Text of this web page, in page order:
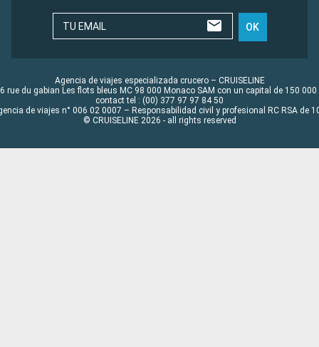
TU EMAIL OK
Agencia de viajes especializada crucero – CRUISELINE
rue du gabian Les flots bleus MC 98 000 Monaco SAM con un capital de 150 000
contact tel : (00) 377 97 97 84 50
de viajes n° 006 02 0007 – Responsabilidad civil y profesional RC RSA de
© CRUISELINE 2026 - all rights reserved